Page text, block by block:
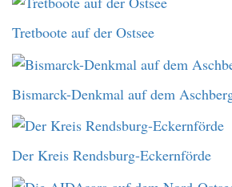
Tretboote auf der Ostsee
Bismarck-Denkmal auf dem
Der Kreis Rendsburg-Eckernförde